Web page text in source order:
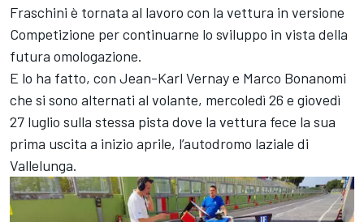
Fraschini è tornata al lavoro con la vettura in versione
Competizione per continuarne lo sviluppo in vista della
futura omologazione.
E lo ha fatto, con Jean-Karl Vernay e Marco Bonanomi
che si sono alternati al volante, mercoledì 26 e giovedì
27 luglio sulla stessa pista dove la vettura fece la sua
prima uscita a inizio aprile, l’autodromo laziale di
Vallelunga.